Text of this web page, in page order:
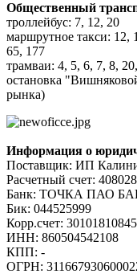
Общественный
троллейбус: 7, 12, 20
маршрутное такси: 12,
65, 177
трамваи: 4, 5, 6, 7, 8,
остановка
рынка)
Информация о
Поставщик: ИП
Расчетный счет:
Банк: ТОЧКА ПАО
Бик: 044525999
Корр.счет:
ИНН: 860504542108
КПП: -
ОГРН: